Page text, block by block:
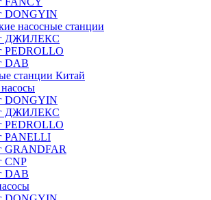
DONGYIN
насосные станции
ДЖИЛЕКС
PEDROLLO
DAB
станции Китай
DONGYIN
ДЖИЛЕКС
PEDROLLO
PANELLI
GRANDFAR
CNP
DAB